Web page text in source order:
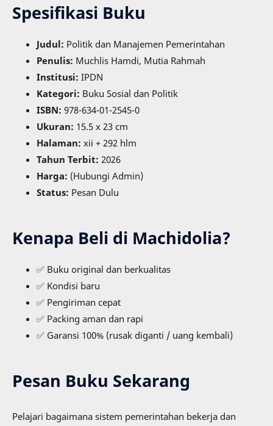
Spesifikasi Buku
Judul: Politik dan Manajemen Pemerintahan
Penulis: Muchlis Hamdi, Mutia Rahmah
Institusi: IPDN
Kategori: Buku Sosial dan Politik
ISBN: 978-634-01-2545-0
Ukuran: 15.5 x 23 cm
Halaman: xii + 292 hlm
Tahun Terbit: 2026
Harga: (Hubungi Admin)
Status: Pesan Dulu
Kenapa Beli di Machidolia?
✅ Buku original dan berkualitas
✅ Kondisi baru
✅ Pengiriman cepat
✅ Packing aman dan rapi
✅ Garansi 100% (rusak diganti / uang kembali)
Pesan Buku Sekarang
Pelajari bagaimana sistem pemerintahan bekerja dan